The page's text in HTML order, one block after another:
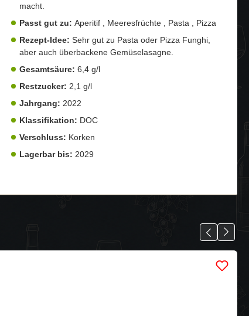
macht.
Passt gut zu:
Aperitif , Meeresfrüchte , Pasta , Pizza
Rezept-Idee: Sehr gut zu Pasta oder Pizza Funghi,
aber auch überbackene Gemüselasagne.
Gesamtsäure: 6,4 g/l
Restzucker: 2,1 g/l
Jahrgang: 2022
Klassifikation: DOC
Verschluss: Korken
Lagerbar bis: 2029